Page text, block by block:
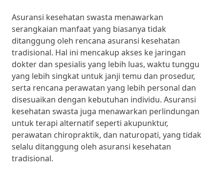
Asuransi kesehatan swasta menawarkan
serangkaian manfaat yang biasanya tidak
ditanggung oleh rencana asuransi kesehatan
tradisional. Hal ini mencakup akses ke jaringan
dokter dan spesialis yang lebih luas, waktu tunggu
yang lebih singkat untuk janji temu dan prosedur,
serta rencana perawatan yang lebih personal dan
disesuaikan dengan kebutuhan individu. Asuransi
kesehatan swasta juga menawarkan perlindungan
untuk terapi alternatif seperti akupunktur,
perawatan chiropraktik, dan naturopati, yang tidak
selalu ditanggung oleh asuransi kesehatan
tradisional.